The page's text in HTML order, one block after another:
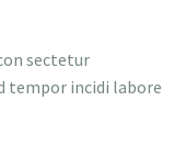
sectetur
tempor incidi labore